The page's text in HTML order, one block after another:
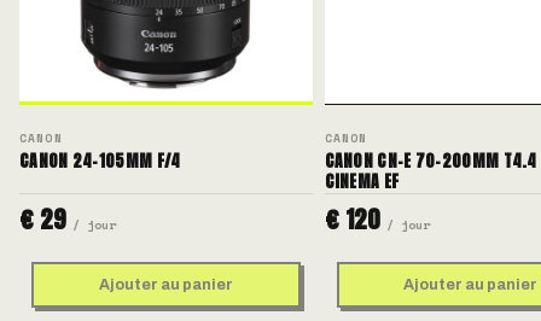
CANON
CANON 24-105MM F/4
€ 29 / jour
Ajouter au panier
CANON
CANON CN-E 70-200MM T4.4
CINEMA EF
€ 120 / jour
Ajouter au panier